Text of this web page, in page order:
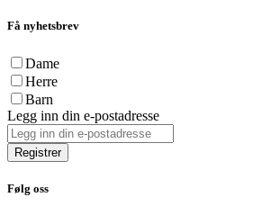
Få nyhetsbrev
Dame
Herre
Barn
Legg inn din e-postadresse
Registrer
Følg oss